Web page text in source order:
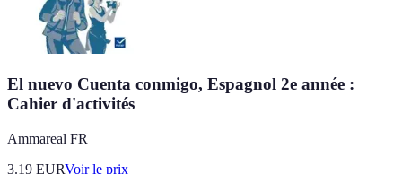
El nuevo Cuenta conmigo, Espagnol 2e année :
Cahier d'activités
Ammareal FR
3.19 EURVoir le prix